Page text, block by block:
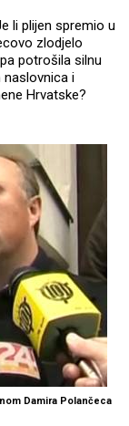
li plijen spremio u
zlodjelo
potrošila silnu
naslovnica i
Hrvatske?
Damira Polančeca